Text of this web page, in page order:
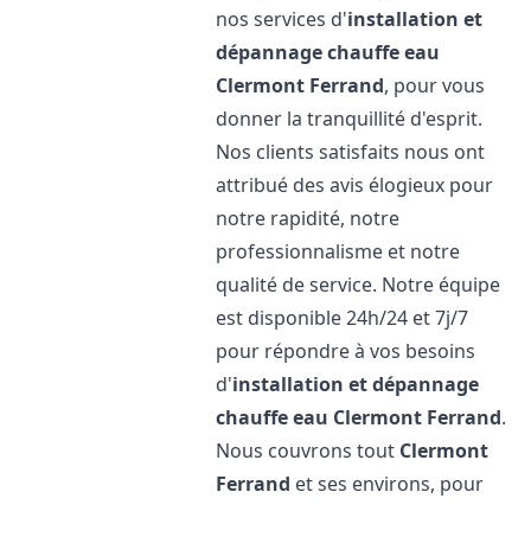
nos services d'installation et
dépannage chauffe eau
Clermont Ferrand, pour vous
donner la tranquillité d'esprit.
Nos clients satisfaits nous ont
attribué des avis élogieux pour
notre rapidité, notre
professionnalisme et notre
qualité de service. Notre équipe
est disponible 24h/24 et 7j/7
pour répondre à vos besoins
d'installation et dépannage
chauffe eau Clermont Ferrand.
Nous couvrons tout Clermont
Ferrand et ses environs, pour